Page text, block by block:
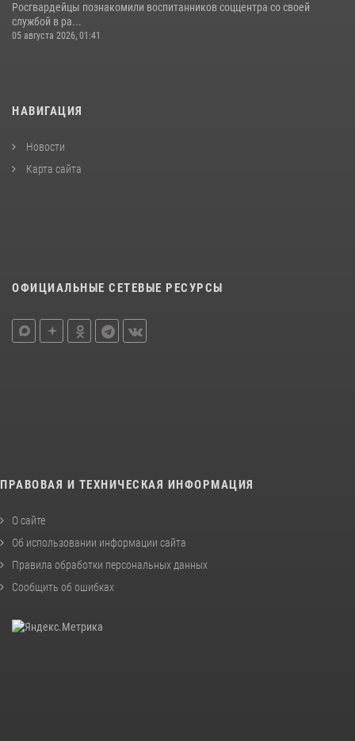
Росгвардейцы познакомили воспитанников соццентра со своей
службой в ра...
05 августа 2026, 01:41
НАВИГАЦИЯ
Новости
Карта сайта
ОФИЦИАЛЬНЫЕ СЕТЕВЫЕ РЕСУРСЫ
ПРАВОВАЯ И ТЕХНИЧЕСКАЯ ИНФОРМАЦИЯ
О сайте
Об использовании информации сайта
Правила обработки персональных данных
Сообщить об ошибках